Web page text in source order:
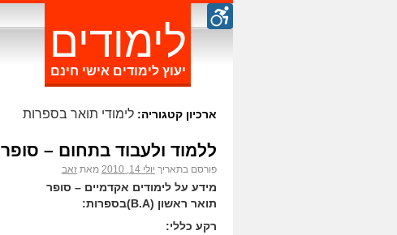
לימודים
יעוץ לימודים אישי חינם
ארכיון קטגוריה: לימודי תואר בספרות
ללמוד ולעבוד בתחום – סופר
פורסם בתאריך יולי 14, 2010 מאת זאב
מידע על לימודים אקדמיים – סופר
תואר ראשון (B.A)בספרות:
רקע כללי: